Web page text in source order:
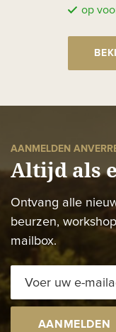
op
AANMELDEN
Altijd als
Ontvang alle
beurzen,
mailbox.
AANMELDEN